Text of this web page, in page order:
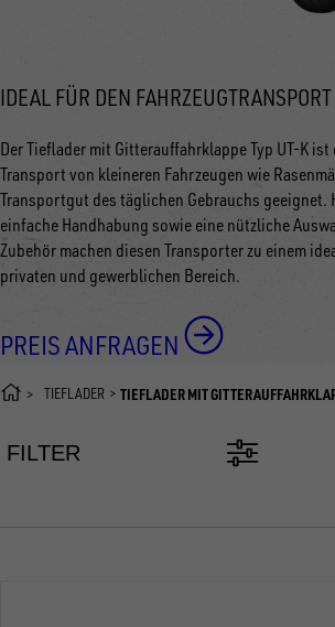
IDEAL FÜR DEN FAHRZEUGTRANSPORT
Der Tieflader mit Gitterauffahrklappe Typ UT-K
Transport von kleineren Fahrzeugen wie
Transportgut des täglichen Gebrauchs geeignet.
einfache Handhabung sowie eine nützliche
Zubehör machen diesen Transporter zu einem
privaten und gewerblichen Bereich.
PREIS ANFRAGEN
TIEFLADER TIEFLADER MIT
FILTER